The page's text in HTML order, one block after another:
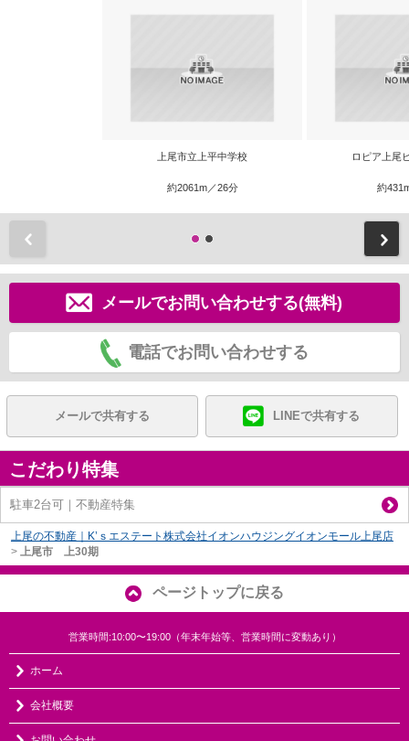
上尾市立上平中学校
約2061m／26分
ロピア上尾
約
メールでお問い合わせする(無料)
電話でお問い合わせする
メールで共有する LINEで共有する
こだわり特集
駐車2台可｜不動産特集
上尾の不動産｜K’ｓエステート株式会社イオンハウジングイオンモール上尾店
> 上尾市 上30期
ページトップに戻る
営業時間:10:00〜19:00（年末年始等、営業時間に変動あり）
ホーム
会社概要